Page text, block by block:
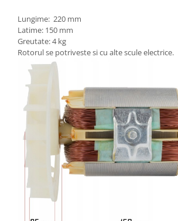
Lungime: 220 mm
Latime: 150 mm
Greutate: 4 kg
Rotorul se potriveste si cu alte scule electrice.